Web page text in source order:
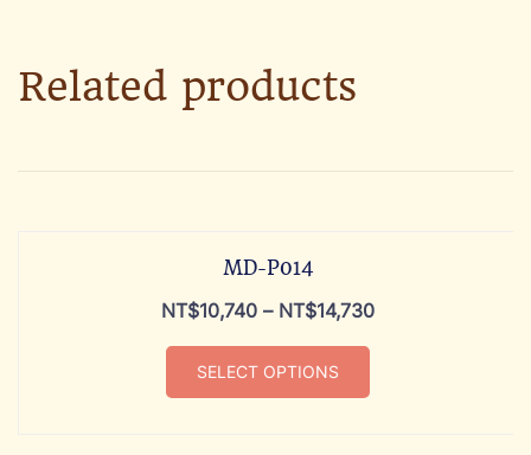
Related products
MD-P014
NT$10,740 – NT$14,730
SELECT OPTIONS